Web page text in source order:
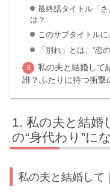
最終話タイトル「さ
は？
このサブタイトル
「別れ」とは、“恋
私の夫と結婚して
誰？ふたりに待つ衝撃
私の夫と結婚
の“身代わり”に
私の夫と結婚して